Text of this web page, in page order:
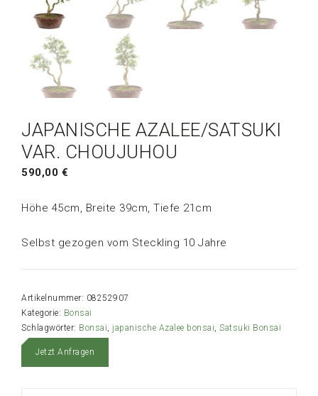
JAPANISCHE AZALEE/SATSUKI
VAR. CHOUJUHOU
590,00 €
Höhe 45cm, Breite 39cm, Tiefe 21cm
Selbst gezogen vom Steckling 10 Jahre
Artikelnummer: 08252907
Kategorie: Bonsai
Schlagwörter: Bonsai, japanische Azalee bonsai, Satsuki Bonsai
Jetzt Anfragen